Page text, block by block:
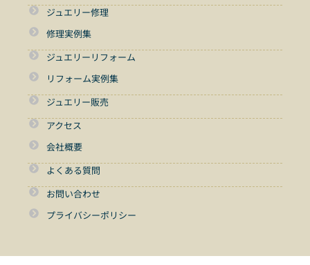
ジュエリー修理
修理実例集
ジュエリーリフォーム
リフォーム実例集
ジュエリー販売
アクセス
会社概要
よくある質問
お問い合わせ
プライバシーポリシー